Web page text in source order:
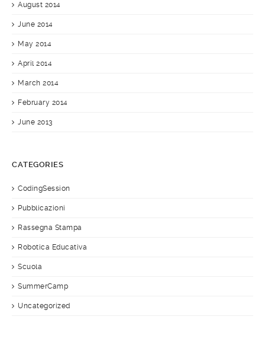
August 2014
June 2014
May 2014
April 2014
March 2014
February 2014
June 2013
CATEGORIES
CodingSession
Pubblicazioni
Rassegna Stampa
Robotica Educativa
Scuola
SummerCamp
Uncategorized